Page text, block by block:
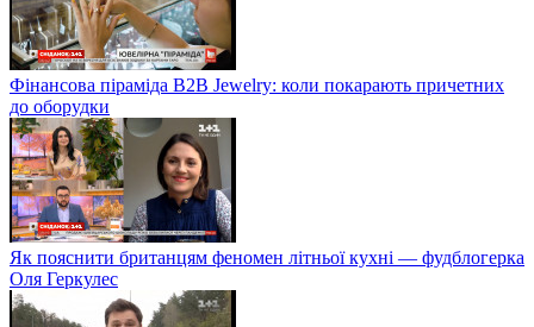
Фінансова піраміда B2B Jewelry: коли покарають причетних
до оборудки
Як пояснити британцям феномен літньої кухні — фудблогерка
Оля Геркулес